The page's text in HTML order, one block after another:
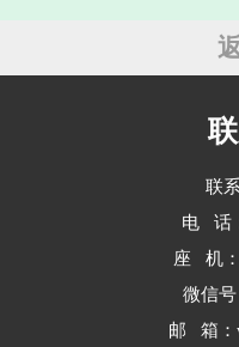
业合作
研发而
联
电 话
座 机：
微信
邮 箱：